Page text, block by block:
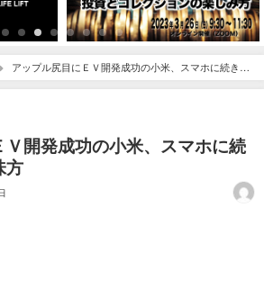
アップル尻目にＥＶ開発成功の小米、スマホに続き若
開発成功の小米、スマホに続
方